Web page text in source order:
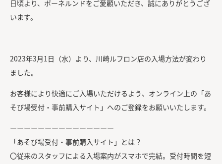
日頃より、ボーネルンドをご愛顧いただき、誠にありがとうござ
います。
2023年3月1日（水）より、川崎ルフロン店の入場方法が変わり
ました。
お客様により快適にご入場いただけるよう、オンライン上の「あ
そび場受付・事前購入サイト」へのご登録をお願いいたします。
ーーーーーーーーーーーーーーー
「あそび場受付・事前購入サイト」とは？
〇従来のスタッフによる入場案内がスマホで完結。受付時間を短